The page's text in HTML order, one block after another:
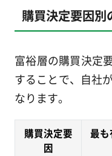
購買決定要因別
富裕層の購買決定
することで、自社
なります。
購買決定要
因
最も